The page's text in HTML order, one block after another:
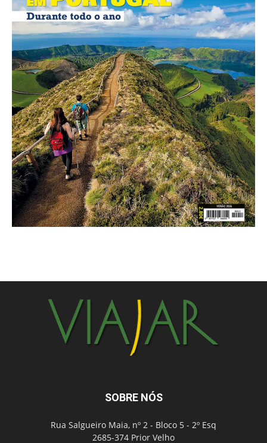
SOBRE NÓS
Rua Salgueiro Maia, nº 2 - Bloco 5 - 2º Esq
2685-374 Prior Velho